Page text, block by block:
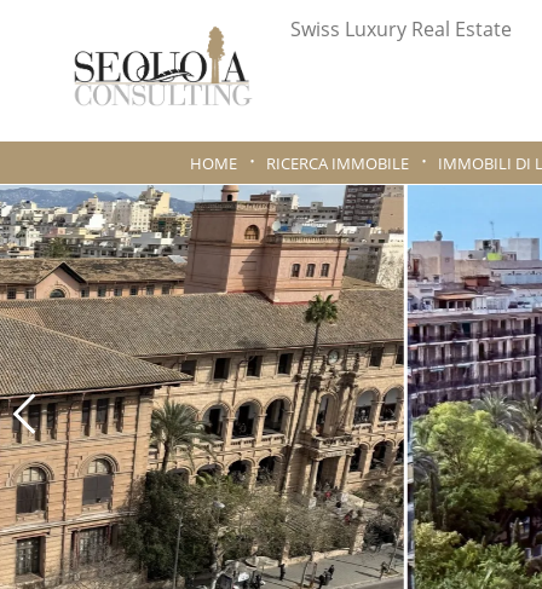
Swiss Luxury Real Estate
HOME RICERCA IMMOBILE IMMOBILI DI